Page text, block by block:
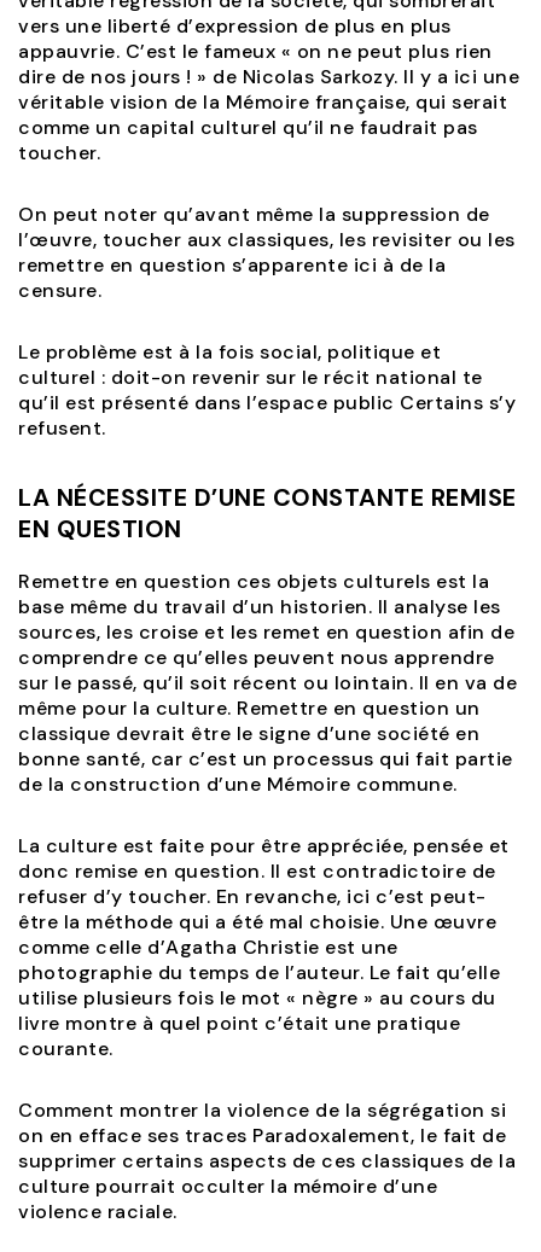
vers une liberté d’expression de plus en plus
appauvrie. C’est le fameux « on ne peut plus rien
dire de nos jours ! » de Nicolas Sarkozy. Il y a ici une
véritable vision de la Mémoire française, qui serait
comme un capital culturel qu’il ne faudrait pas
toucher.
On peut noter qu’avant même la suppression de
l’œuvre, toucher aux classiques, les revisiter ou les
remettre en question s’apparente ici à de la
censure.
Le problème est à la fois social, politique et
culturel : doit-on revenir sur le récit national te
qu’il est présenté dans l’espace public Certains s’y
refusent.
LA NÉCESSITE D’UNE CONSTANTE REMISE
EN QUESTION
Remettre en question ces objets culturels est la
base même du travail d’un historien. Il analyse les
sources, les croise et les remet en question afin de
comprendre ce qu’elles peuvent nous apprendre
sur le passé, qu’il soit récent ou lointain. Il en va de
même pour la culture. Remettre en question un
classique devrait être le signe d’une société en
bonne santé, car c’est un processus qui fait partie
de la construction d’une Mémoire commune.
La culture est faite pour être appréciée, pensée et
donc remise en question. Il est contradictoire de
refuser d’y toucher. En revanche, ici c’est peut-
être la méthode qui a été mal choisie. Une œuvre
comme celle d’Agatha Christie est une
photographie du temps de l’auteur. Le fait qu’elle
utilise plusieurs fois le mot « nègre » au cours du
livre montre à quel point c’était une pratique
courante.
Comment montrer la violence de la ségrégation si
on en efface ses traces Paradoxalement, le fait de
supprimer certains aspects de ces classiques de la
culture pourrait occulter la mémoire d’une
violence raciale.